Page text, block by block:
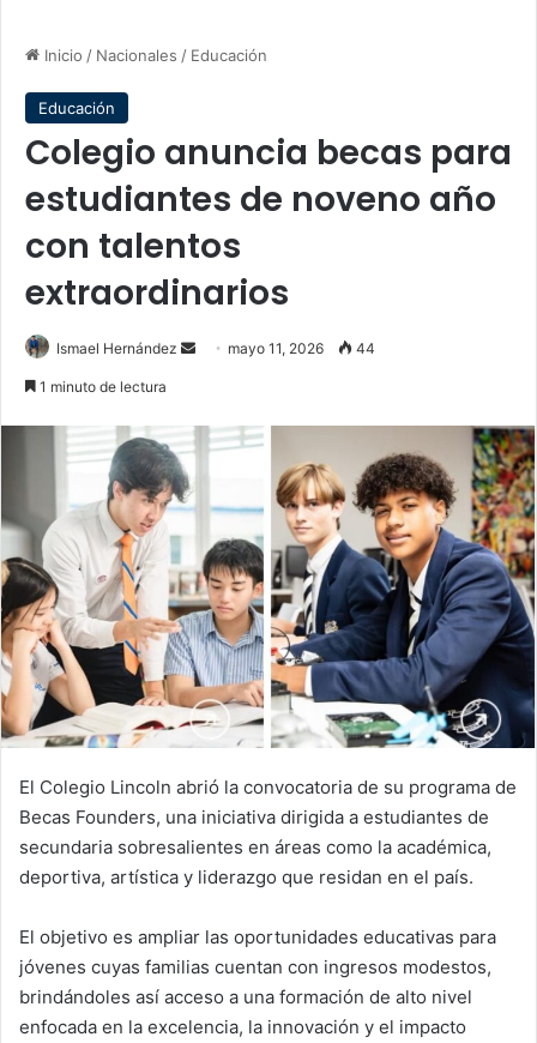
Inicio / Nacionales / Educación
Educación
Colegio anuncia becas para
estudiantes de noveno año
con talentos
extraordinarios
Ismael Hernández
Send mayo 11, 2026 44
1 minuto de lectura
El Colegio Lincoln abrió la convocatoria de su programa de
Becas Founders, una iniciativa dirigida a estudiantes de
secundaria sobresalientes en áreas como la académica,
deportiva, artística y liderazgo que residan en el país.
El objetivo es ampliar las oportunidades educativas para
jóvenes cuyas familias cuentan con ingresos modestos,
brindándoles así acceso a una formación de alto nivel
enfocada en la excelencia, la innovación y el impacto